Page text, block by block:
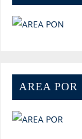
AREA POR